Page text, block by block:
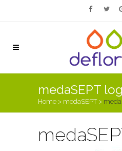
medaSEPT
Home > medaSEPT>